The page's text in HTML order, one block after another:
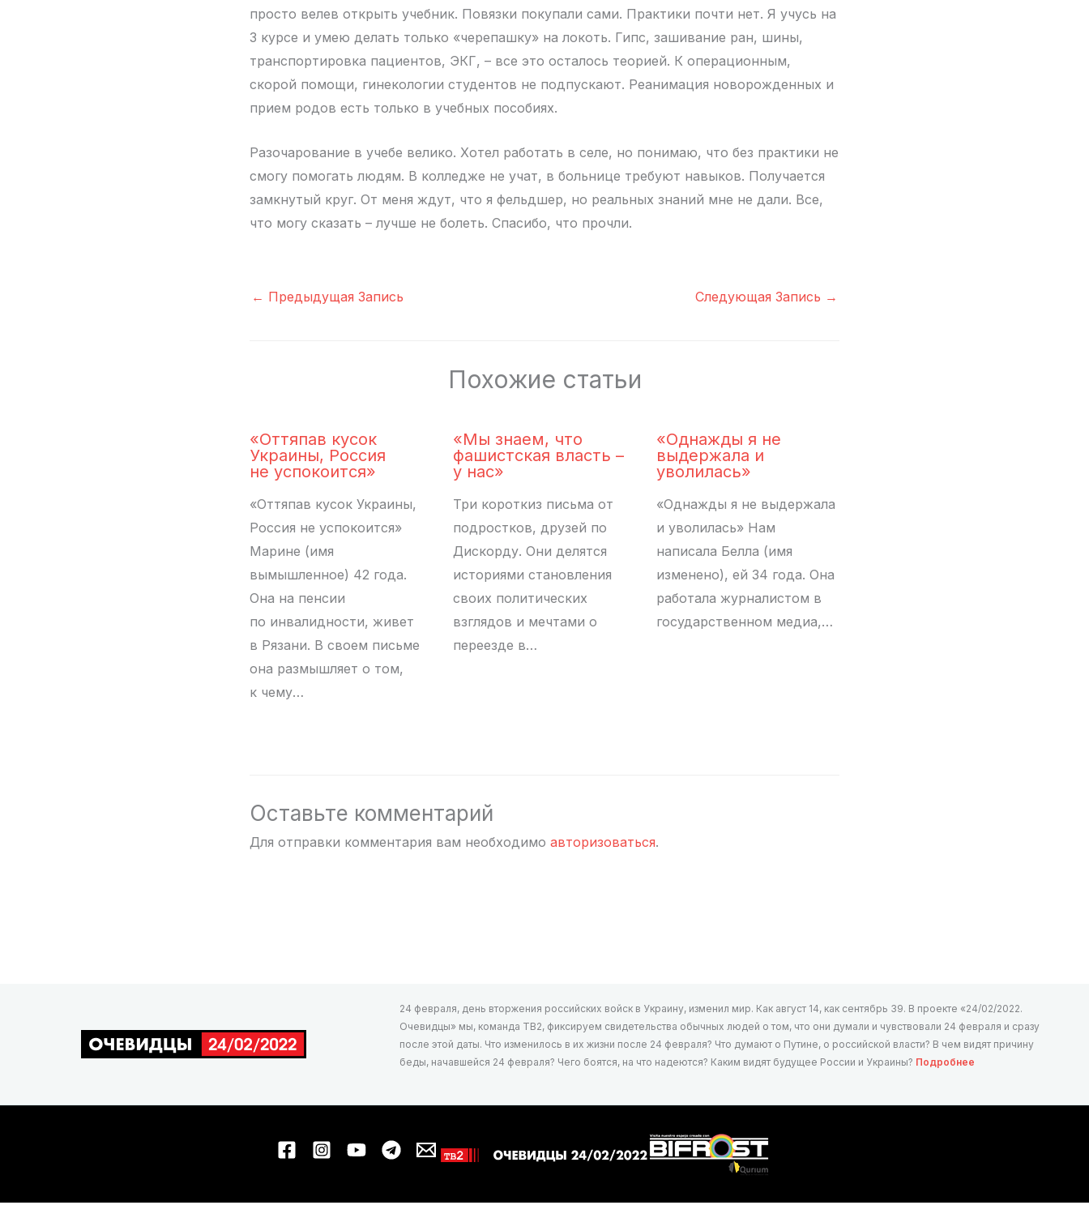
просто велев открыть учебник. Повязки покупали сами. Практики почти нет. Я учусь на
3 курсе и умею делать только «черепашку» на локоть. Гипс, зашивание ран, шины,
транспортировка пациентов, ЭКГ, – все это осталось теорией. К операционным,
скорой помощи, гинекологии студентов не подпускают. Реанимация новорожденных и
прием родов есть только в учебных пособиях.
Разочарование в учебе велико. Хотел работать в селе, но понимаю, что без практики не
смогу помогать людям. В колледже не учат, в больнице требуют навыков. Получается
замкнутый круг. От меня ждут, что я фельдшер, но реальных знаний мне не дали. Все,
что могу сказать – лучше не болеть. Спасибо, что прочли.
← Предыдущая Запись Следующая Запись →
Похожие статьи
«Оттяпав кусок
Украины, Россия
не успокоится»
«Оттяпав кусок Украины,
Россия не успокоится»
Марине (имя
вымышленное) 42 года.
Она на пенсии
по инвалидности, живет
в Рязани. В своем письме
она размышляет о том,
к чему…
«Мы знаем, что
фашистская власть –
у нас»
Три короткиз письма от
подростков, друзей по
Дискорду. Они делятся
историями становления
своих политических
взглядов и мечтами о
переезде в…
«Однажды я не
выдержала и
уволилась»
«Однажды я не выдержала
и уволилась» Нам
написала Белла (имя
изменено), ей 34 года. Она
работала журналистом в
государственном медиа,…
Оставьте комментарий
Для отправки комментария вам необходимо авторизоваться.
24 февраля, день вторжения российских войск в Украину, изменил мир. Как август 14, как сентябрь 39. В проекте «24/02/2022.
Очевидцы» мы, команда ТВ2, фиксируем свидетельства обычных людей о том, что они думали и чувствовали 24 февраля и сразу
после этой даты. Что изменилось в их жизни после 24 февраля? Что думают о Путине, о российской власти? В чем видят причину
беды, начавшейся 24 февраля? Чего боятся, на что надеются? Каким видят будущее России и Украины? Подробнее